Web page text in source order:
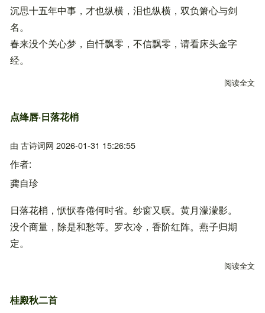
沉思十五年中事，才也纵横，泪也纵横，双负箫心与剑
名。
春来没个关心梦，自忏飘零，不信飘零，请看床头金字
经。
阅读全文
点绛唇·日落花梢
由 古诗词网 2026-01-31 15:26:55
作者
龚自珍
日落花梢，恹恹春倦何时省。纱窗又暝。黄月濛濛影。
没个商量，除是和愁等。罗衣冷，香阶红阵。燕子归期
定。
阅读全文
桂殿秋二首